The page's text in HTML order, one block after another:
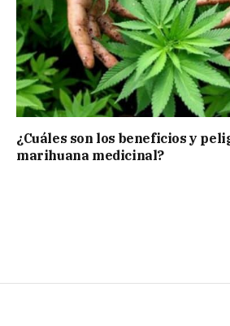
¿Cuáles son los beneficios y
marihuana medicinal?